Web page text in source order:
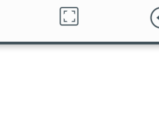
afgangslister 1875